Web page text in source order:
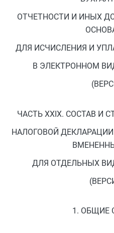
ОТЧЕТНОСТИ И ИНЫХ
ДЛЯ ИСЧИСЛЕНИЯ И
В ЭЛЕКТРОННОМ
ЧАСТЬ XXIX. СОСТАВ И
НАЛОГОВОЙ
ДЛЯ ОТДЕЛЬНЫХ
1. ОБЩИЕ